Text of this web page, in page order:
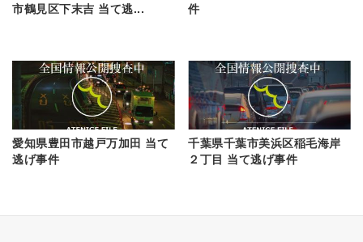
市鶴見区下末吉 当て逃... 件
愛知県豊田市越戸万加田 当て
逃げ事件
千葉県千葉市美浜区稲毛海岸
２丁目 当て逃げ事件